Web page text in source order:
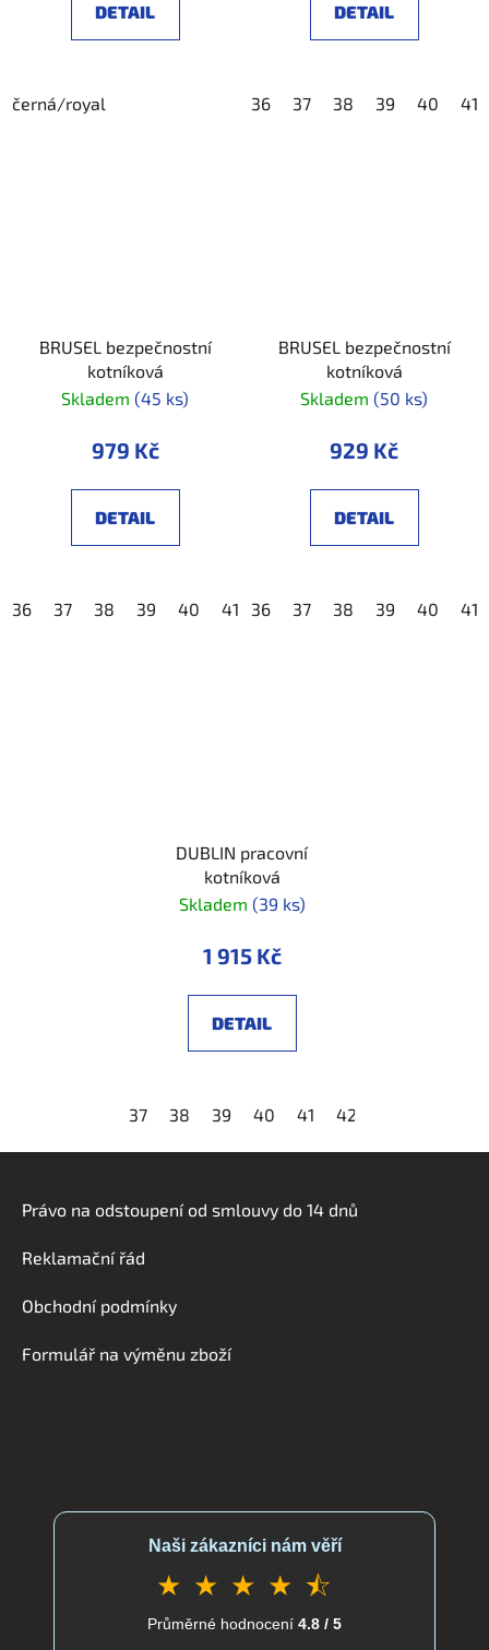
DETAIL
černá/royal
DETAIL
36 37 38 39 40 41
BRUSEL bezpečnostní
kotníková
Skladem (45 ks)
979 Kč
DETAIL
36 37 38 39 40 41 42 43 44 45 46
BRUSEL bezpečnostní
kotníková
Skladem (50 ks)
929 Kč
DETAIL
36 37 38 39 40 41
DUBLIN pracovní
kotníková
Skladem (39 ks)
1 915 Kč
DETAIL
37 38 39 40 41 42
Právo na odstoupení od smlouvy do 14 dnů
Reklamační řád
Obchodní podmínky
Formulář na výměnu zboží
Naši zákazníci nám věří
★ ★ ★ ★ ⯪
Průměrné hodnocení 4.8 / 5